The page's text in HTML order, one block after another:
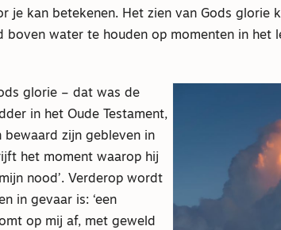
je kan betekenen. Het zien van Gods glorie
boven water te houden op momenten in het
glorie – dat was de
in het Oude Testament,
zijn gebleven in
het moment waarop hij
nood’. Verderop wordt
in gevaar is: ‘een
op mij af, met geweld